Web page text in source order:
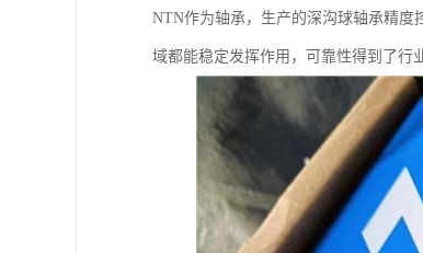
NTN作为轴承，生产的深沟球轴承精度
域都能稳定发挥作用，可靠性得到了行